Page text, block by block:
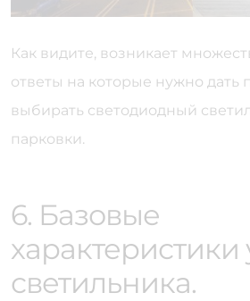
Как видите, возникает
ответы на которые нужно дать
выбирать светодиодный
парковки.
6. Базовые
характеристики
светильника.